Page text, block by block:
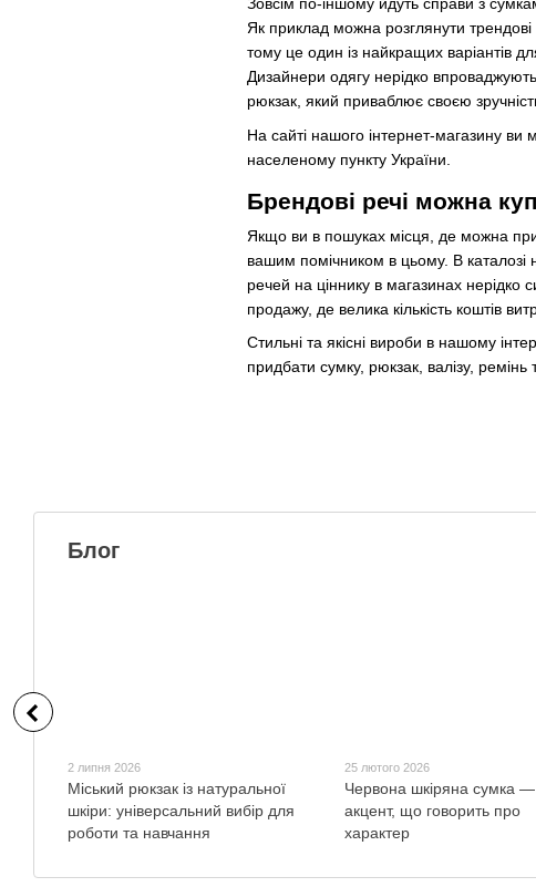
Зовсім по-іншому йдуть справи з
Як приклад можна розглянути
тому це один із найкращих варіантів
Дизайнери одягу нерідко
рюкзак, який приваблює своєю
На сайті нашого інтернет-магазину
населеному пункту України.
Брендові речі можна
Якщо ви в пошуках місця, де можна
вашим помічником в цьому. В каталозі
речей на ціннику в магазинах нерідко
продажу, де велика кількість коштів
Стильні та якісні вироби в нашому
придбати сумку, рюкзак, валізу, ремінь
Блог
2 липня 2026
Міський рюкзак із натуральної
шкіри: універсальний вибір для
роботи та навчання
25 лютого 2026
Червона шкіряна сумка —
акцент, що говорить про
характер